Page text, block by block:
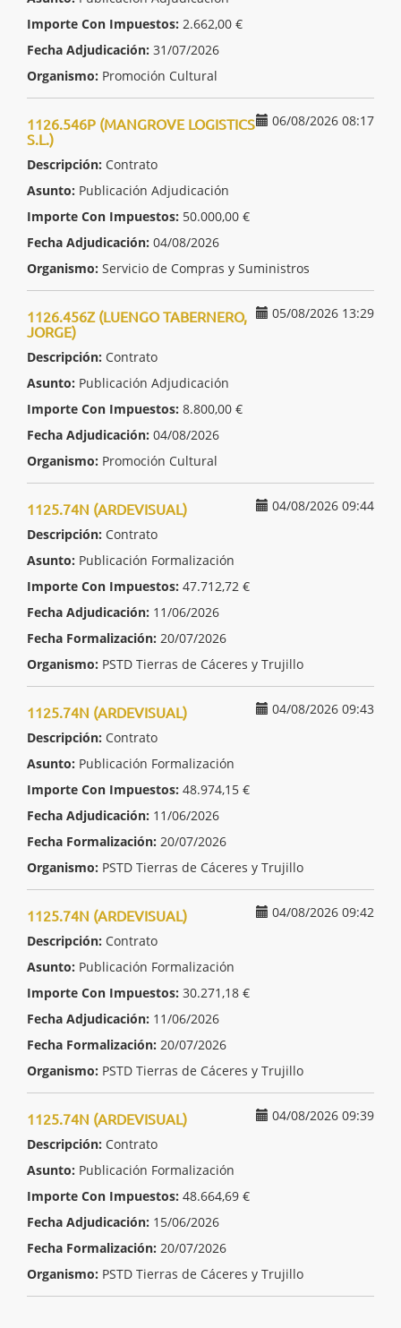
Importe Con Impuestos: 2.662,00 €
Fecha Adjudicación: 31/07/2026
Organismo: Promoción Cultural
06/08/2026 08:17
1126.546P (MANGROVE LOGISTICS
S.L.)
Descripción: Contrato
Asunto: Publicación Adjudicación
Importe Con Impuestos: 50.000,00 €
Fecha Adjudicación: 04/08/2026
Organismo: Servicio de Compras y Suministros
05/08/2026 13:29
1126.456Z (LUENGO TABERNERO,
JORGE)
Descripción: Contrato
Asunto: Publicación Adjudicación
Importe Con Impuestos: 8.800,00 €
Fecha Adjudicación: 04/08/2026
Organismo: Promoción Cultural
04/08/2026 09:44
1125.74N (ARDEVISUAL)
Descripción: Contrato
Asunto: Publicación Formalización
Importe Con Impuestos: 47.712,72 €
Fecha Adjudicación: 11/06/2026
Fecha Formalización: 20/07/2026
Organismo: PSTD Tierras de Cáceres y Trujillo
04/08/2026 09:43
1125.74N (ARDEVISUAL)
Descripción: Contrato
Asunto: Publicación Formalización
Importe Con Impuestos: 48.974,15 €
Fecha Adjudicación: 11/06/2026
Fecha Formalización: 20/07/2026
Organismo: PSTD Tierras de Cáceres y Trujillo
04/08/2026 09:42
1125.74N (ARDEVISUAL)
Descripción: Contrato
Asunto: Publicación Formalización
Importe Con Impuestos: 30.271,18 €
Fecha Adjudicación: 11/06/2026
Fecha Formalización: 20/07/2026
Organismo: PSTD Tierras de Cáceres y Trujillo
04/08/2026 09:39
1125.74N (ARDEVISUAL)
Descripción: Contrato
Asunto: Publicación Formalización
Importe Con Impuestos: 48.664,69 €
Fecha Adjudicación: 15/06/2026
Fecha Formalización: 20/07/2026
Organismo: PSTD Tierras de Cáceres y Trujillo